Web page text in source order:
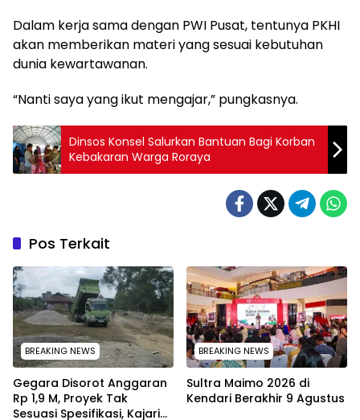
Dalam kerja sama dengan PWI Pusat, tentunya PKHI
akan memberikan materi yang sesuai kebutuhan
dunia kewartawanan.
“Nanti saya yang ikut mengajar,” pungkasnya.
Dinsos Konsel Salurkan Bantuan Bagi Korban
Kebakaran Warga Roraya
Pos Terkait
BREAKING NEWS
Gegara Disorot Anggaran
Rp 1,9 M, Proyek Tak
Sesuasi Spesifikasi, Kajari
BREAKING NEWS
Sultra Maimo 2026 di
Kendari Berakhir 9 Agustus